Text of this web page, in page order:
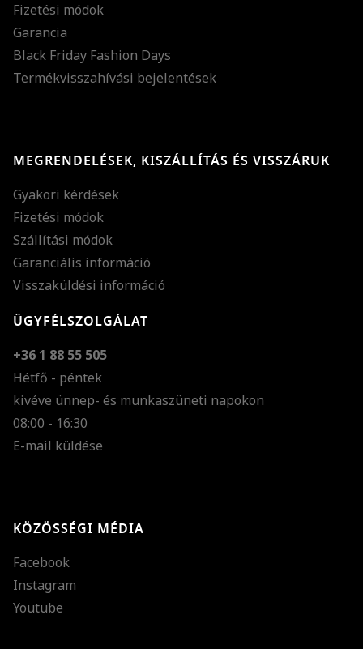
Fizetési módok
Garancia
Black Friday Fashion Days
Termékvisszahívási bejelentések
MEGRENDELÉSEK, KISZÁLLÍTÁS ÉS VISSZÁRUK
Gyakori kérdések
Fizetési módok
Szállítási módok
Garanciális információ
Visszaküldési információ
ÜGYFÉLSZOLGÁLAT
+36 1 88 55 505
Hétfő - péntek
kivéve ünnep- és munkaszüneti napokon
08:00 - 16:30
E-mail küldése
KÖZÖSSÉGI MÉDIA
Facebook
Instagram
Youtube